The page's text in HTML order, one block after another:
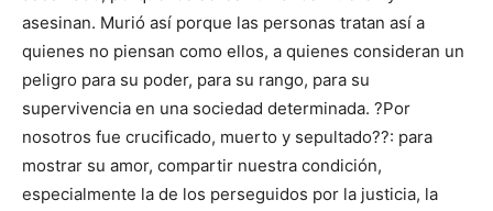
asesinan. Murió así porque las personas tratan así a
quienes no piensan como ellos, a quienes consideran un
peligro para su poder, para su rango, para su
supervivencia en una sociedad determinada. ?Por
nosotros fue crucificado, muerto y sepultado??: para
mostrar su amor, compartir nuestra condición,
especialmente la de los perseguidos por la justicia, la